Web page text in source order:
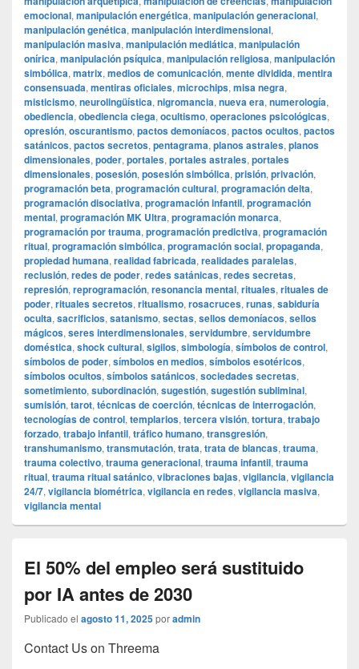
emocional, manipulación energética, manipulación generacional,
manipulación genética, manipulación interdimensional,
manipulación masiva, manipulación mediática, manipulación
onírica, manipulación psíquica, manipulación religiosa, manipulación
simbólica, matrix, medios de comunicación, mente dividida, mentira
consensuada, mentiras oficiales, microchips, misa negra,
misticismo, neurolingüística, nigromancia, nueva era, numerología,
obediencia, obediencia ciega, ocultismo, operaciones psicológicas,
opresión, oscurantismo, pactos demoníacos, pactos ocultos, pactos
satánicos, pactos secretos, pentagrama, planos astrales, planos
dimensionales, poder, portales, portales astrales, portales
dimensionales, posesión, posesión simbólica, prisión, privación,
programación beta, programación cultural, programación delta,
programación disociativa, programación infantil, programación
mental, programación MK Ultra, programación monarca,
programación por trauma, programación predictiva, programación
ritual, programación simbólica, programación social, propaganda,
propiedad humana, realidad fabricada, realidades paralelas,
reclusión, redes de poder, redes satánicas, redes secretas,
represión, reprogramación, resonancia mental, rituales, rituales de
poder, rituales secretos, ritualismo, rosacruces, runas, sabiduría
oculta, sacrificios, satanismo, sectas, sellos demoníacos, sellos
mágicos, seres interdimensionales, servidumbre, servidumbre
doméstica, shock cultural, sigilos, simbología, símbolos de control,
símbolos de poder, símbolos en medios, símbolos esotéricos,
símbolos ocultos, símbolos satánicos, sociedades secretas,
sometimiento, subordinación, sugestión, sugestión subliminal,
sumisión, tarot, técnicas de coerción, técnicas de interrogación,
tecnologías de control, templarios, tercera visión, tortura, trabajo
forzado, trabajo infantil, tráfico humano, transgresión,
transhumanismo, transmutación, trata, trata de blancas, trauma,
trauma colectivo, trauma generacional, trauma infantil, trauma
ritual, trauma ritual satánico, vibraciones bajas, vigilancia, vigilancia
24/7, vigilancia biométrica, vigilancia en redes, vigilancia masiva,
vigilancia mental
El 50% del empleo será sustituido
por IA antes de 2030
Publicado el agosto 11, 2025poradmin
Contact Us on Threema